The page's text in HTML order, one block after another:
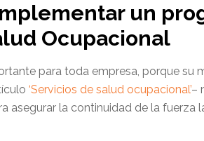
un
Ocupacional
para toda empresa, porque su
‘Servicios de salud ocupacional’–
asegurar la continuidad de la fuerza